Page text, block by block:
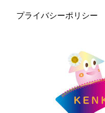
プライバシーポリシー